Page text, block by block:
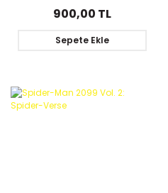
900,00 TL
Sepete Ekle